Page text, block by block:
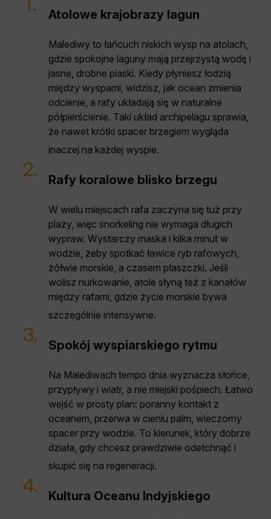
Atolowe krajobrazy lagun
Malediwy to łańcuch niskich wysp na atolach,
gdzie spokojne laguny mają przejrzystą wodę i
jasne, drobne piaski. Kiedy płyniesz łodzią
między wyspami, widzisz, jak ocean zmienia
odcienie, a rafy układają się w naturalne
półpierścienie. Taki układ archipelagu sprawia,
że nawet krótki spacer brzegiem wygląda
inaczej na każdej wyspie.
2. Rafy koralowe blisko brzegu
W wielu miejscach rafa zaczyna się tuż przy
plaży, więc snorkeling nie wymaga długich
wypraw. Wystarczy maska i kilka minut w
wodzie, żeby spotkać ławice ryb rafowych,
żółwie morskie, a czasem płaszczki. Jeśli
wolisz nurkowanie, atole słyną też z kanałów
między rafami, gdzie życie morskie bywa
szczególnie intensywne.
3. Spokój wyspiarskiego rytmu
Na Malediwach tempo dnia wyznacza słońce,
przypływy i wiatr, a nie miejski pośpiech. Łatwo
wejść w prosty plan: poranny kontakt z
oceanem, przerwa w cieniu palm, wieczorny
spacer przy wodzie. To kierunek, który dobrze
działa, gdy chcesz prawdziwie odetchnąć i
skupić się na regeneracji.
4. Kultura Oceanu Indyjskiego